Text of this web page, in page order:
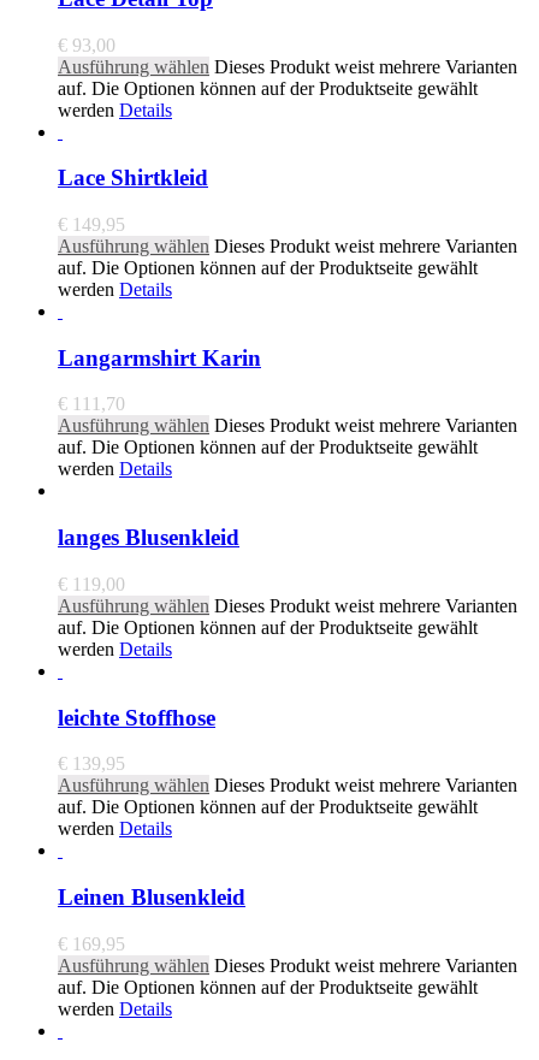
€ 93,00
Ausführung wählen Dieses Produkt weist mehrere Varianten
auf. Die Optionen können auf der Produktseite gewählt
werden Details
Lace Shirtkleid
€ 149,95
Ausführung wählen Dieses Produkt weist mehrere Varianten
auf. Die Optionen können auf der Produktseite gewählt
werden Details
Langarmshirt Karin
€ 111,70
Ausführung wählen Dieses Produkt weist mehrere Varianten
auf. Die Optionen können auf der Produktseite gewählt
werden Details
langes Blusenkleid
€ 119,00
Ausführung wählen Dieses Produkt weist mehrere Varianten
auf. Die Optionen können auf der Produktseite gewählt
werden Details
leichte Stoffhose
€ 139,95
Ausführung wählen Dieses Produkt weist mehrere Varianten
auf. Die Optionen können auf der Produktseite gewählt
werden Details
Leinen Blusenkleid
€ 169,95
Ausführung wählen Dieses Produkt weist mehrere Varianten
auf. Die Optionen können auf der Produktseite gewählt
werden Details